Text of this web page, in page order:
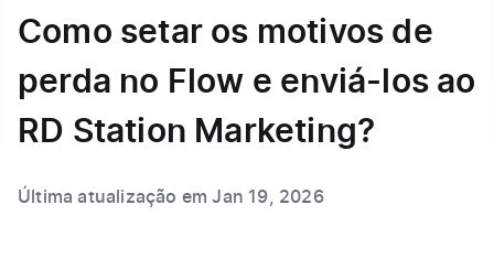
Como setar os motivos de
perda no Flow e enviá-los ao
RD Station Marketing?
Última atualização em Jan 19, 2026